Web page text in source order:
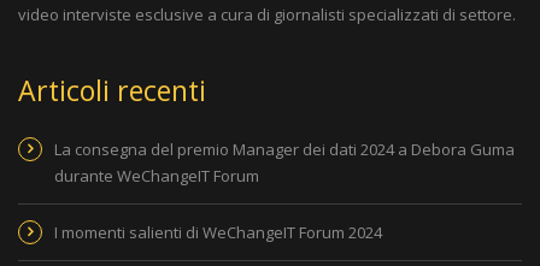
video interviste esclusive a cura di giornalisti specializzati di settore.
Articoli recenti
La consegna del premio Manager dei dati 2024 a Debora Guma
durante WeChangeIT Forum
I momenti salienti di WeChangeIT Forum 2024